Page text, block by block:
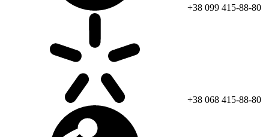
+38 099 415-88-80
+38 068 415-88-80